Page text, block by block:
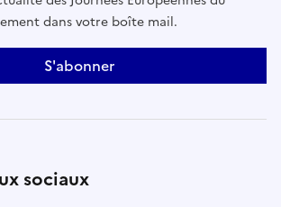
dans votre boîte mail.
S'abonner
sociaux